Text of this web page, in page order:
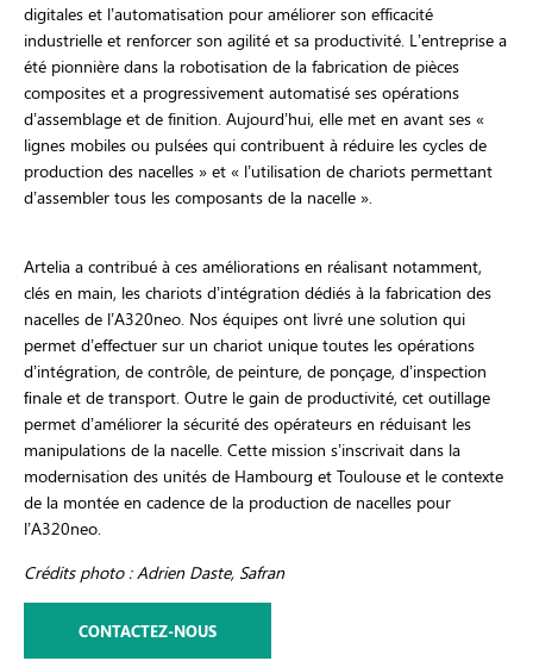
digitales et l’automatisation pour améliorer son efficacité
industrielle et renforcer son agilité et sa productivité. L’entreprise a
été pionnière dans la robotisation de la fabrication de pièces
composites et a progressivement automatisé ses opérations
d’assemblage et de finition. Aujourd’hui, elle met en avant ses «
lignes mobiles ou pulsées qui contribuent à réduire les cycles de
production des nacelles » et « l’utilisation de chariots permettant
d’assembler tous les composants de la nacelle ».
Artelia a contribué à ces améliorations en réalisant notamment,
clés en main, les chariots d’intégration dédiés à la fabrication des
nacelles de l’A320neo. Nos équipes ont livré une solution qui
permet d’effectuer sur un chariot unique toutes les opérations
d’intégration, de contrôle, de peinture, de ponçage, d’inspection
ﬁnale et de transport. Outre le gain de productivité, cet outillage
permet d’améliorer la sécurité des opérateurs en réduisant les
manipulations de la nacelle. Cette mission s’inscrivait dans la
modernisation des unités de Hambourg et Toulouse et le contexte
de la montée en cadence de la production de nacelles pour
l’A320neo.
Crédits photo : Adrien Daste, Safran
CONTACTEZ-NOUS